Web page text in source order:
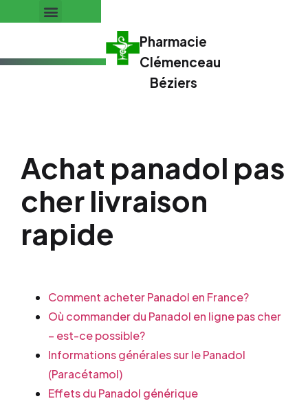
Pharmacie
Clémenceau
Béziers
Achat panadol pas
cher livraison
rapide
Comment acheter Panadol en France?
Où commander du Panadol en ligne pas cher
– est-ce possible?
Informations générales sur le Panadol
(Paracétamol)
Effets du Panadol générique